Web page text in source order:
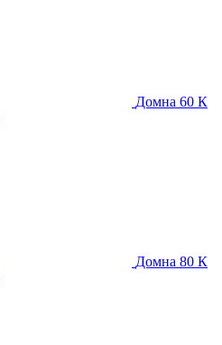
Домна 60 К
Домна 80 К